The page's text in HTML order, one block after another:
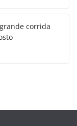
corrida